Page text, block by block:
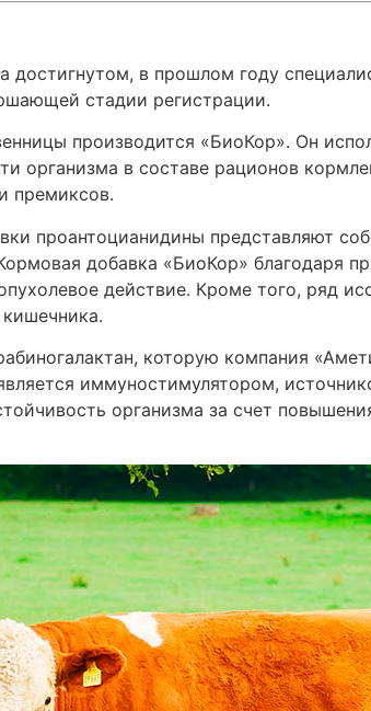
достигнутом, в прошлом году
стадии регистрации.
производится «БиоКор». Он
организма в составе рационов
премиксов.
проантоцианидины представляют
добавка «БиоКор» благодаря
действие. Кроме того, ряд
которую компания
иммуностимулятором,
организма за счет